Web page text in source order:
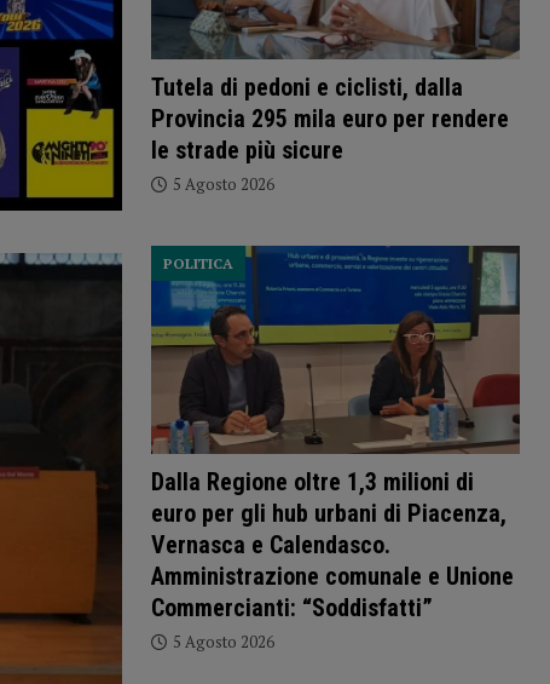
Tutela di pedoni e ciclisti, dalla
Provincia 295 mila euro per rendere
le strade più sicure
5 Agosto 2026
Dalla Regione oltre 1,3 milioni di
euro per gli hub urbani di Piacenza,
Vernasca e Calendasco.
Amministrazione comunale e Unione
Commercianti: “Soddisfatti”
POLITICA
5 Agosto 2026